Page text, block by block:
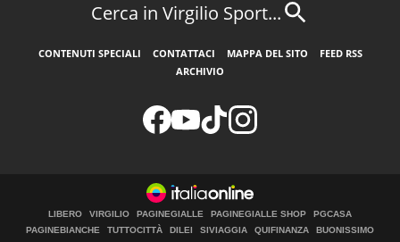
Cerca in Virgilio Sport...
CONTENUTI SPECIALI CONTATTACI MAPPA DEL SITO
FEED RSS
ARCHIVIO
LIBERO VIRGILIO PAGINEGIALLE PAGINEGIALLE SHOP
PGCASA
PAGINEBIANCHE
TUTTOCITTÀ DILEI SIVIAGGIA QUIFINANZA
BUONISSIMO